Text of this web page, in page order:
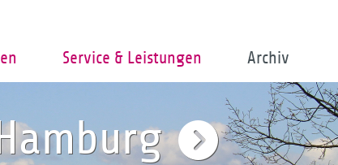
Service & Leistungen Archiv